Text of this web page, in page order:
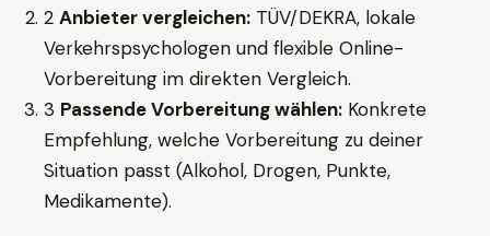
2 Anbieter vergleichen: TÜV/DEKRA, lokale
Verkehrspsychologen und flexible Online-
Vorbereitung im direkten Vergleich.
3 Passende Vorbereitung wählen: Konkrete
Empfehlung, welche Vorbereitung zu deiner
Situation passt (Alkohol, Drogen, Punkte,
Medikamente).